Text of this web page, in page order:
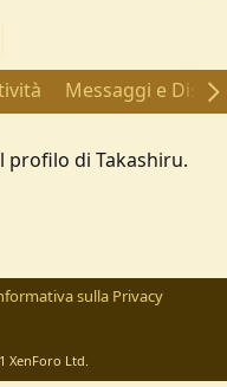
Messaggi e
profilo di Takashiru.
sulla Privacy
XenForo Ltd.